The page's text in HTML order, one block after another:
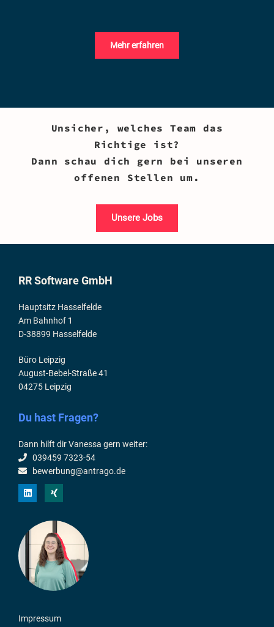
Mehr erfahren
Unsicher, welches Team das
Richtige ist?
Dann schau dich gern bei unseren
offenen Stellen um.
Unsere Jobs
RR Software GmbH
Hauptsitz Hasselfelde
Am Bahnhof 1
D-38899 Hasselfelde
Büro Leipzig
August-Bebel-Straße 41
04275 Leipzig
Du hast Fragen?
Dann hilft dir Vanessa gern weiter:
039459 7323-54
bewerbung@antrago.de
L
i
n
d
i
n
X
i
n
Impressum